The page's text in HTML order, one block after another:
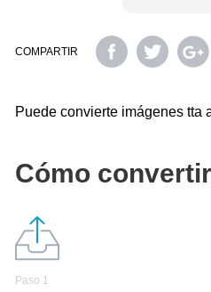
COMPARTIR
Puede convierte imágenes tta
Cómo
Paso 1